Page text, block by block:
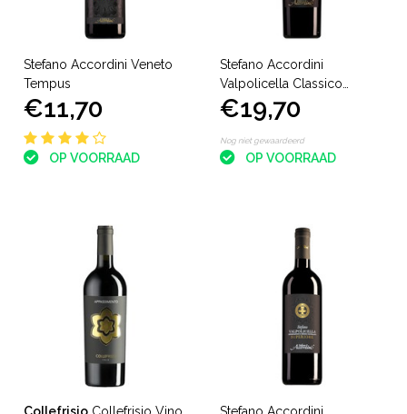
Stefano Accordini Veneto
Tempus
€11,70
OP VOORRAAD
Stefano Accordini
Valpolicella Classico
Superiore Ripasso
€19,70
Nog niet gewaardeerd
OP VOORRAAD
Collefrisio Collefrisio Vino
Stefano Accordini